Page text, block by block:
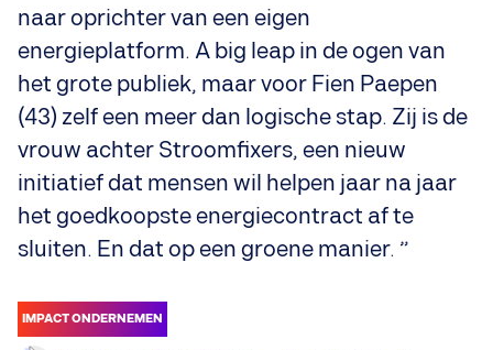
naar oprichter van een eigen
energieplatform. A big leap in de ogen van
het grote publiek, maar voor Fien Paepen
(43) zelf een meer dan logische stap. Zij is de
vrouw achter Stroomfixers, een nieuw
initiatief dat mensen wil helpen jaar na jaar
het goedkoopste energiecontract af te
sluiten. En dat op een groene manier. ”
IMPACT ONDERNEMEN